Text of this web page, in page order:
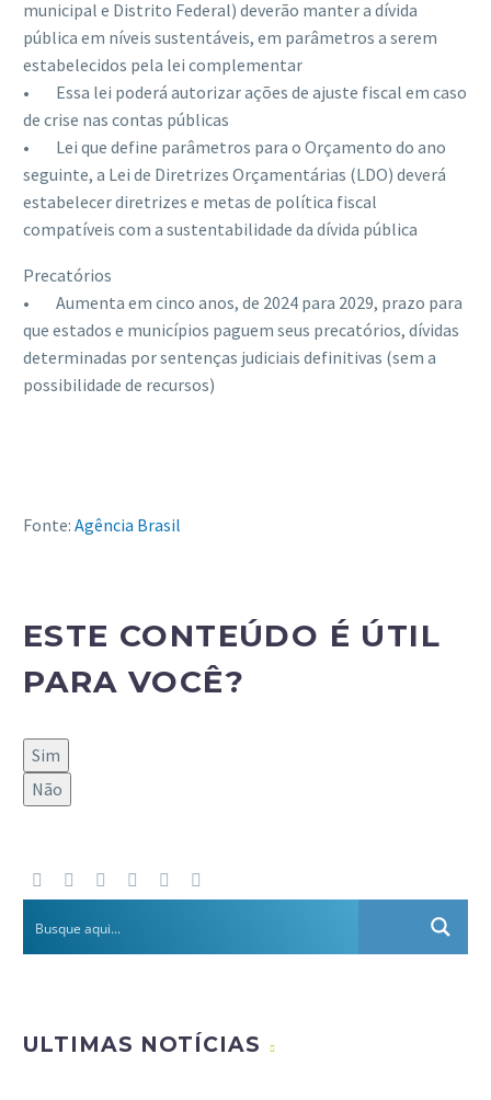
municipal e Distrito Federal) deverão manter a dívida
pública em níveis sustentáveis, em parâmetros a serem
estabelecidos pela lei complementar
• Essa lei poderá autorizar ações de ajuste fiscal em caso
de crise nas contas públicas
• Lei que define parâmetros para o Orçamento do ano
seguinte, a Lei de Diretrizes Orçamentárias (LDO) deverá
estabelecer diretrizes e metas de política fiscal
compatíveis com a sustentabilidade da dívida pública
Precatórios
• Aumenta em cinco anos, de 2024 para 2029, prazo para
que estados e municípios paguem seus precatórios, dívidas
determinadas por sentenças judiciais definitivas (sem a
possibilidade de recursos)
Fonte: Agência Brasil
ESTE CONTEÚDO É ÚTIL
PARA VOCÊ?
Sim
Não
ULTIMAS NOTÍCIAS